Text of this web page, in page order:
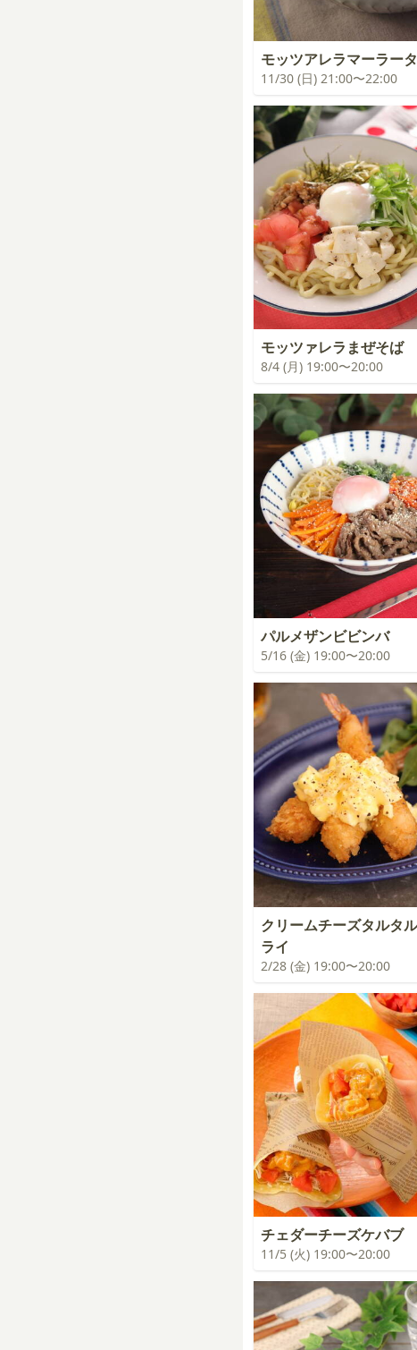
モッツアレラマーラー
11/30 (日) 21:00〜22:00
モッツァレラまぜそば
8/4 (月) 19:00〜20:00
パルメザンビビンバ
5/16 (金) 19:00〜20:00
クリームチーズタルタ
ライ
2/28 (金) 19:00〜20:00
チェダーチーズケバブ
11/5 (火) 19:00〜20:00